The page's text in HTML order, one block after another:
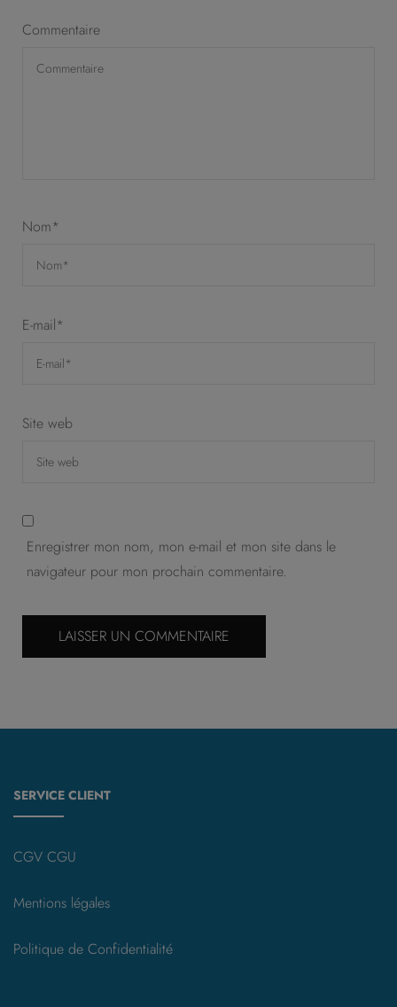
Commentaire
Nom*
E-mail*
Site web
Enregistrer mon nom, mon e-mail et mon site dans le
navigateur pour mon prochain commentaire.
SERVICE CLIENT
CGV CGU
Mentions légales
Politique de Confidentialité